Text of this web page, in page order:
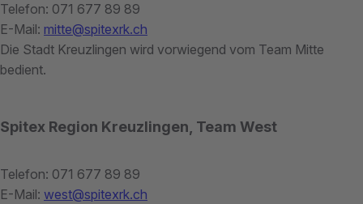
Telefon: 071 677 89 89
E-Mail: mitte@spitexrk.ch
Die Stadt Kreuzlingen wird vorwiegend vom Team Mitte
bedient.
Spitex Region Kreuzlingen, Team West
Telefon: 071 677 89 89
E-Mail: west@spitexrk.ch